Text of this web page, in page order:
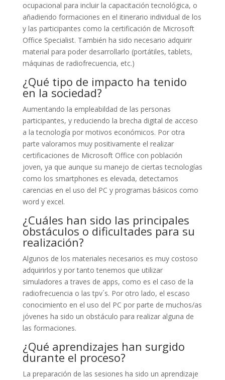
ocupacional para incluir la capacitación tecnológica, o
añadiendo formaciones en el itinerario individual de los
y las participantes como la certificación de Microsoft
Office Specialist. También ha sido necesario adquirir
material para poder desarrollarlo (portátiles, tablets,
máquinas de radiofrecuencia, etc.)
¿Qué tipo de impacto ha tenido
en la sociedad?
Aumentando la empleabildad de las personas
participantes, y reduciendo la brecha digital de acceso
a la tecnología por motivos económicos. Por otra
parte valoramos muy positivamente el realizar
certificaciones de Microsoft Office con población
joven, ya que aunque su manejo de ciertas tecnologías
como los smartphones es elevada, detectamos
carencias en el uso del PC y programas básicos como
word y excel.
¿Cuáles han sido las principales
obstáculos o dificultades para su
realización?
Algunos de los materiales necesarios es muy costoso
adquirirlos y por tanto tenemos que utilizar
simuladores a traves de apps, como es el caso de la
radiofrecuencia o las tpv´s. Por otro lado, el escaso
conocimiento en el uso del PC por parte de muchos/as
jóvenes ha sido un obstáculo para realizar alguna de
las formaciones.
¿Qué aprendizajes han surgido
durante el proceso?
La preparación de las sesiones ha sido un aprendizaje